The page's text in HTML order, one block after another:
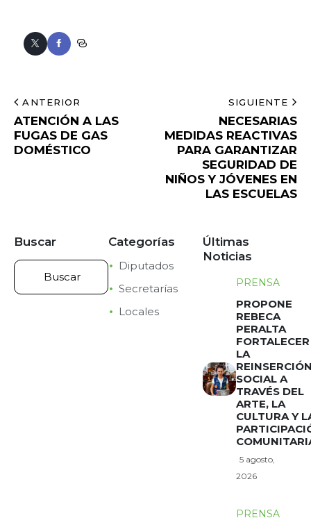
ANTERIOR
ATENCIÓN A LAS
FUGAS DE GAS
DOMÉSTICO
SIGUIENTE
NECESARIAS
MEDIDAS REACTIVAS
PARA GARANTIZAR
SEGURIDAD DE
NIÑOS Y JÓVENES EN
LAS ESCUELAS
Buscar Categorías
Diputados
Secretarías
Locales
Últimas
Noticias
PRENSA
PROPONE
REBECA
PERALTA
FORTALECER
LA
SOCIAL A
TRAVÉS DEL
ARTE, LA
CULTURA Y
5 agosto,
2026
PRENSA